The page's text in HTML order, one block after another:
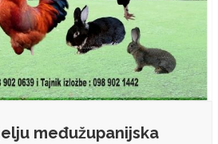
međužupanijska